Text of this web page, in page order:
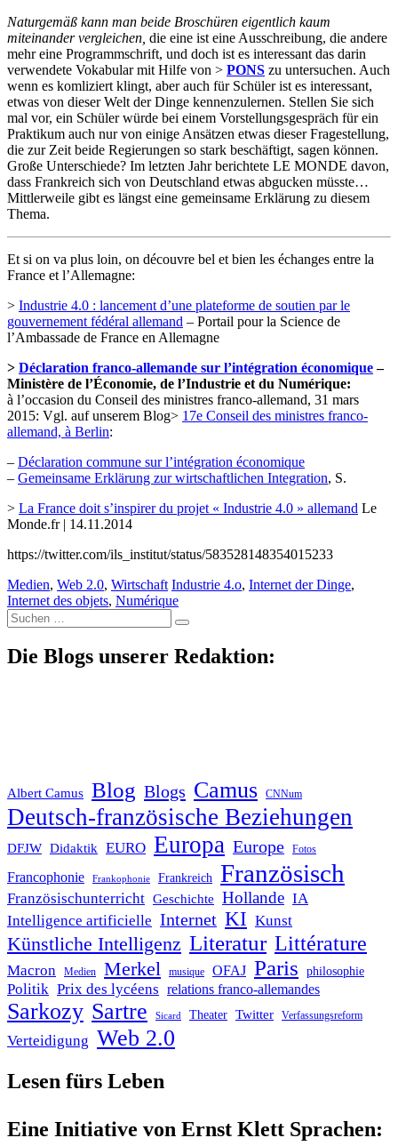
Naturgemäß kann man beide Broschüren eigentlich kaum
miteinander vergleichen, die eine ist eine Ausschreibung, die andere
mehr eine Programmschrift, und doch ist es interessant das darin
verwendete Vokabular mit Hilfe von > PONS zu untersuchen. Auch
wenn es komliziert klingt, aber auch für Schüler ist es interessant,
etwas von dieser Welt der Dinge kennenzulernen. Stellen Sie sich
mal vor, ein Schüler würde bei einem Vorstellungsgespräch für ein
Praktikum auch nur von einige Ansätzen etwas dieser Fragestellung,
die zur Zeit beide Regierungen so stark beschäftigt, sagen können.
Große Unterschiede? Im letzten Jahr berichtete LE MONDE davon,
dass Frankreich sich von Deutschland etwas abgucken müsste…
Mittlerweile gibt es längst eine gemeinsame Erklärung zu diesem
Thema.
Et si on va plus loin, on découvre bel et bien les échanges entre la
France et l’Allemagne:
> Industrie 4.0 : lancement d’une plateforme de soutien par le
gouvernement fédéral allemand – Portail pour la Science de
l’Ambassade de France en Allemagne
> Déclaration franco-allemande sur l’intégration économique–
Ministère de l’Économie, de l’Industrie et du Numérique:
à l’occasion du Conseil des ministres franco-allemand, 31 mars
2015: Vgl. auf unserem Blog> 17e Conseil des ministres franco-
allemand, à Berlin:
– Déclaration commune sur l’intégration économique
– Gemeinsame Erklärung zur wirtschaftlichen Integration, S.
> La France doit s’inspirer du projet « Industrie 4.0 » allemand Le
Monde.fr | 14.11.2014
https://twitter.com/ils_institut/status/583528148354015233
Medien, Web 2.0, Wirtschaft Industrie 4.o, Internet der Dinge,
Internet des objets, Numérique
Suche
nach:
Die Blogs unserer Redaktion:
Albert Camus Blog Blogs Camus CNNum
Deutsch-französische Beziehungen
DFJW Didaktik EURO Europa Europe Fotos
Francophonie Frankophonie Frankreich Französisch
Französischunterricht Geschichte Hollande IA
Intelligence artificielle Internet KI Kunst
Künstliche Intelligenz Literatur Littérature
Macron Medien Merkel musique OFAJ Paris philosophie
Politik Prix des lycéens relations franco-allemandes
Sarkozy Sartre Sicard Theater Twitter Verfassungsreform
Verteidigung Web 2.0
Lesen fürs Leben
Eine Initiative von Ernst Klett Sprachen: